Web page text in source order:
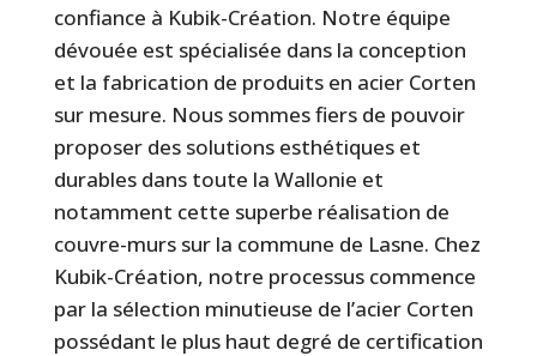
confiance à Kubik-Création. Notre équipe
dévouée est spécialisée dans la conception
et la fabrication de produits en acier Corten
sur mesure. Nous sommes fiers de pouvoir
proposer des solutions esthétiques et
durables dans toute la Wallonie et
notamment cette superbe réalisation de
couvre-murs sur la commune de Lasne. Chez
Kubik-Création, notre processus commence
par la sélection minutieuse de l’acier Corten
possédant le plus haut degré de certification